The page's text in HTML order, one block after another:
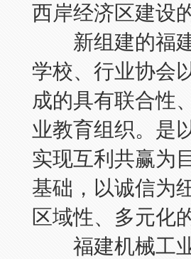
西岸经济区建设
新组建的福建
学校、行业协会
成的具有联合性
业教育组织。是
实现互利共赢为
基础，以诚信为
区域性、多元化
福建机械工业